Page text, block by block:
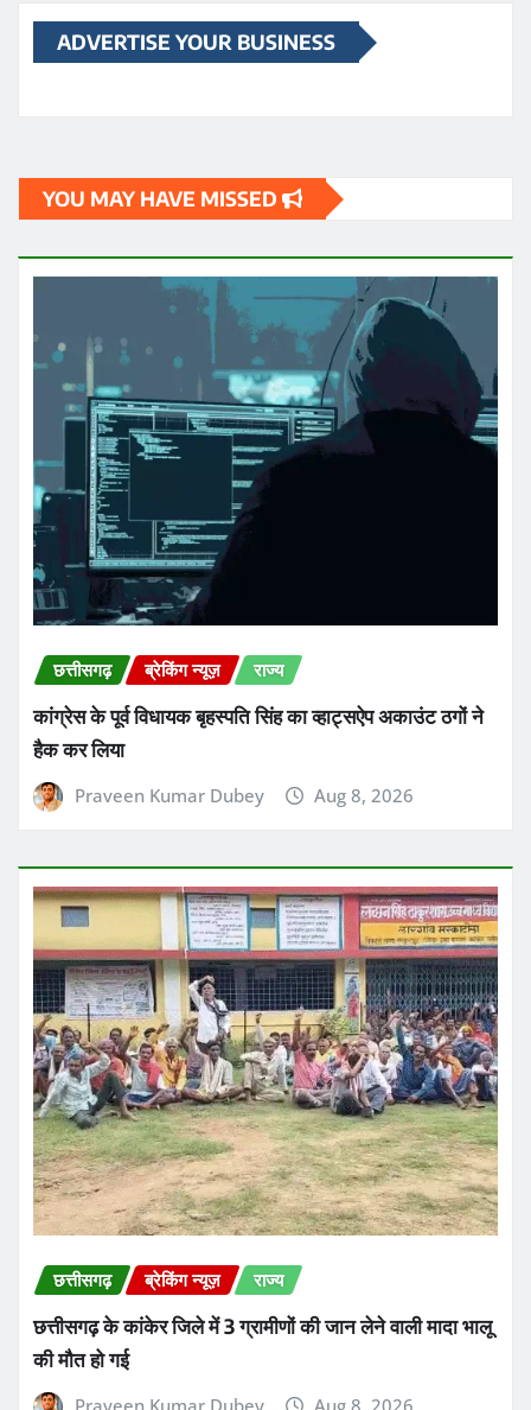
ADVERTISE YOUR BUSINESS
YOU MAY HAVE MISSED
छत्तीसगढ़ ब्रेकिंग न्यूज़ राज्य
कांग्रेस के पूर्व विधायक बृहस्पति सिंह का व्हाट्सऐप अकाउंट ठगों ने
हैक कर लिया
Praveen Kumar Dubey Aug 8, 2026
छत्तीसगढ़ ब्रेकिंग न्यूज़ राज्य
छत्तीसगढ़ के कांकेर जिले में 3 ग्रामीणों की जान लेने वाली मादा भालू
की मौत हो गई
Praveen Kumar Dubey Aug 8, 2026